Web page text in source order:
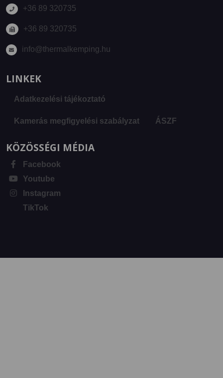
+36 89 320735
+36 89 320735
info@thermalkemping.hu
LINKEK
Adatkezelési tájékoztató
Kamerás megfigyelési szabályzat ÁSZF
KÖZÖSSÉGI MÉDIA
Facebook
Youtube
Instagram
TikTok